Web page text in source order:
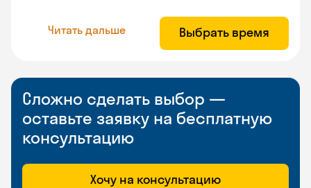
Читать дальше Выбрать время
Сложно сделать выбор —
оставьте заявку на бесплатную
консультацию
Хочу на консультацию